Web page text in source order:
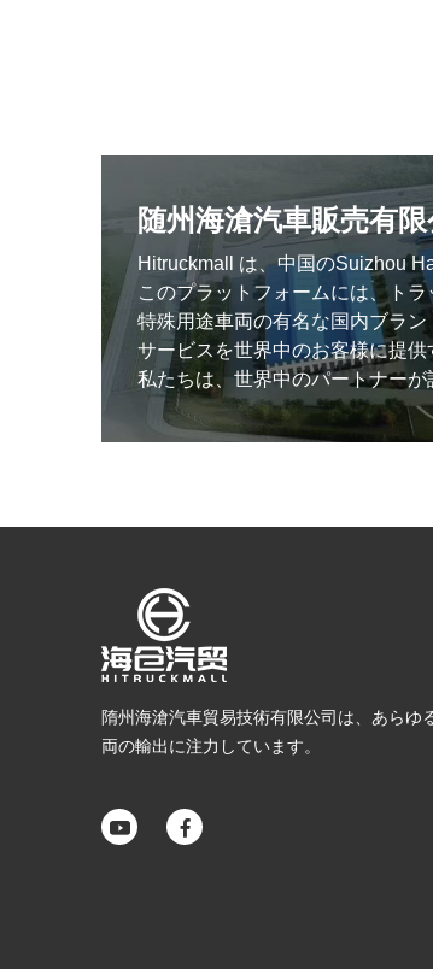
随州海滄汽車販売有
Hitruckmall は、中国のSuizhou
このプラットフォームには、ト
特殊用途車両の有名な国内ブラ
サービスを世界中のお客様に提
私たちは、世界中のパートナー
隋州海滄汽車貿易技術有限公司は、あらゆ
両の輸出に注力しています。
 